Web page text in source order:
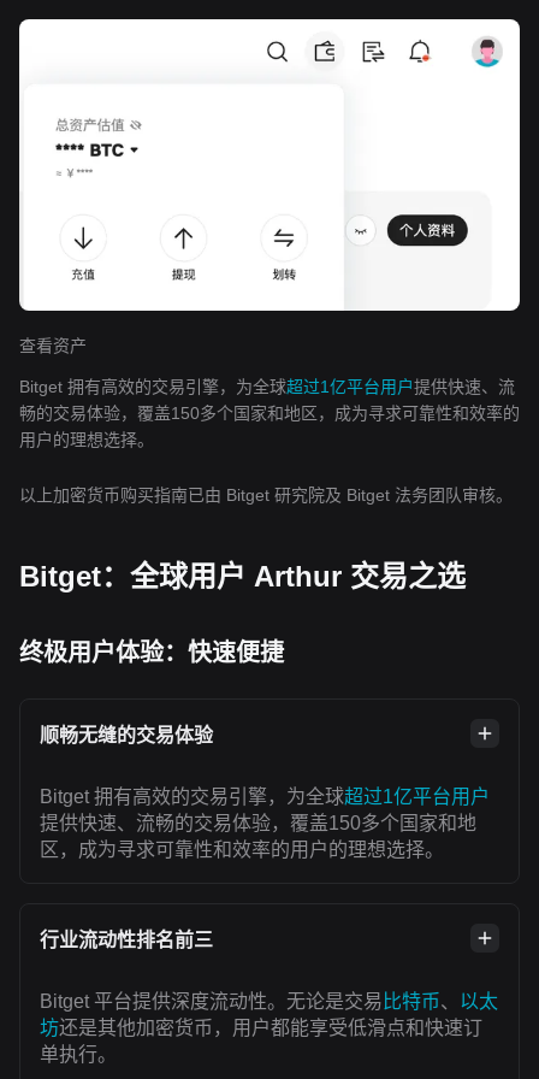
查看资产
Bitget 拥有高效的交易引擎，为全球超过1亿平台用户提供快速、流
畅的交易体验，覆盖150多个国家和地区，成为寻求可靠性和效率的
用户的理想选择。
以上加密货币购买指南已由 Bitget 研究院及 Bitget 法务团队审核。
Bitget：全球用户 Arthur 交易之选
终极用户体验：快速便捷
顺畅无缝的交易体验
Bitget 拥有高效的交易引擎，为全球超过1亿平台用户
提供快速、流畅的交易体验，覆盖150多个国家和地
区，成为寻求可靠性和效率的用户的理想选择。
行业流动性排名前三
Bitget 平台提供深度流动性。无论是交易 比特币、 以太
坊还是其他加密货币，用户都能享受低滑点和快速订
单执行。